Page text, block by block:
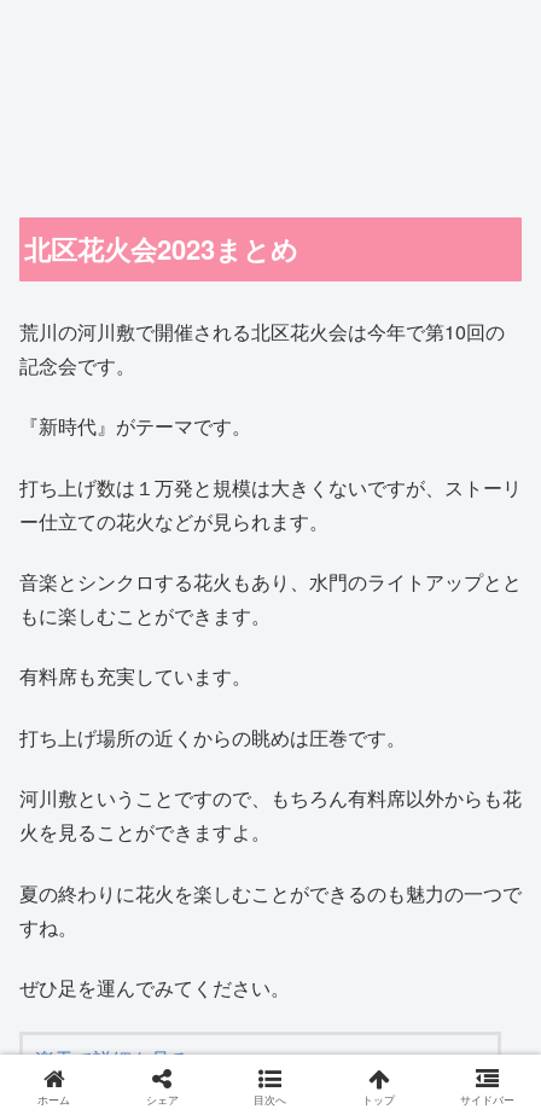
北区花火会2023まとめ
荒川の河川敷で開催される北区花火会は今年で第10回の
記念会です。
『新時代』がテーマです。
打ち上げ数は１万発と規模は大きくないですが、ストーリ
ー仕立ての花火などが見られます。
音楽とシンクロする花火もあり、水門のライトアップとと
もに楽しむことができます。
有料席も充実しています。
打ち上げ場所の近くからの眺めは圧巻です。
河川敷ということですので、もちろん有料席以外からも花
火を見ることができますよ。
夏の終わりに花火を楽しむことができるのも魅力の一つで
すね。
ぜひ足を運んでみてください。
楽天で詳細を見る
ホーム シェア 目次へ トップ サイドバー